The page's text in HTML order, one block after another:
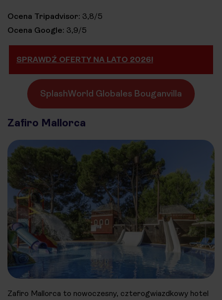
Ocena Tripadvisor: 3,8/5
Ocena Google: 3,9/5
SPRAWDŹ OFERTY NA LATO 2026!
SplashWorld Globales Bouganvilla
Zafiro Mallorca
Zafiro Mallorca to nowoczesny, czterogwiazdkowy hotel